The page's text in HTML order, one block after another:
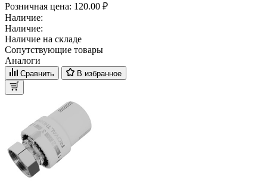
Розничная цена: 120.00 ₽
Наличие:
Наличие:
Наличие на складе
Сопутствующие товары
Аналоги
Сравнить В избранное